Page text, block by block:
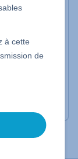
titulaire d'un
à cette
de